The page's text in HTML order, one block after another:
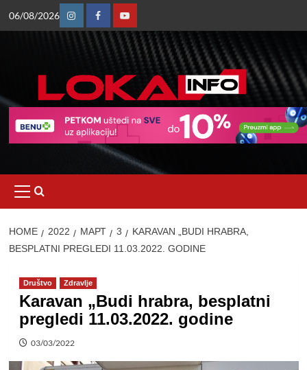
06/08/2026
InstagramFacebookYoutube
Menu
HOME 2022 МАРТ 3
KARAVAN „BUDI HRABRA,
BESPLATNI PREGLEDI 11.03.2022. GODINE
Društvo Zdravlje
Karavan „Budi hrabra, besplatni
pregledi 11.03.2022. godine
03/03/2022